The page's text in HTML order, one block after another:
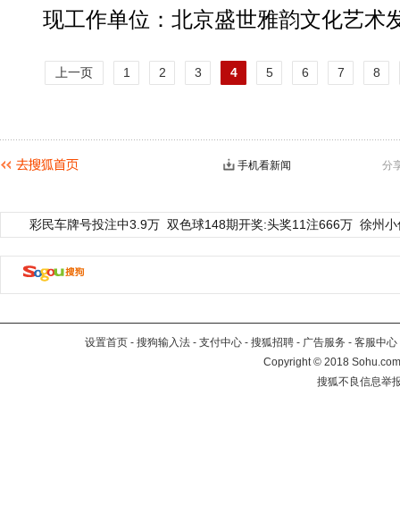
现工作单位：北京盛世雅韵文化艺术
上一页 1 2 3 4 5 6 7 8
分
手机看新闻
彩民车牌号投注中3.9万 双色球148期开奖:头奖11注666万 徐州
设置首页 - 搜狗输入法 - 支付中心 - 搜狐招聘 - 广告服务 - 客服中心
Copyright©2018
搜狐不良信息举